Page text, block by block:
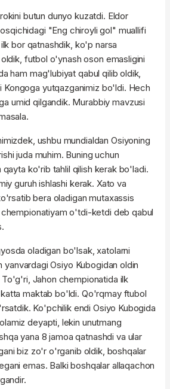
butun dunyo kuzatdi. Eldor
"Eng chiroyli gol" muallifi
bor qatnashdik, ko'p narsa
futbol o'ynash oson emasligini
ham mag'lubiyat qabul qilib oldik,
Kongoga yutqazganimiz bo'ldi. Hech
umid qilgandik. Murabbiy mavzusi
ushbu mundialdan Osiyoning
juda muhim. Buning uchun
ko'rib tahlil qilish kerak bo'ladi.
guruh ishlashi kerak. Xato va
bera oladigan mutaxassis
chempionatiyam o'tdi-ketdi deb qabul
oladigan bo'lsak, xatolarni
yanvardagi Osiyo Kubogidan oldin
Jahon chempionatida ilk
maktab bo'ldi. Qo'rqmay ftubol
Ko'pchilik endi Osiyo Kubogida
deyapti, lekin unutmang
yana 8 jamoa qatnashdi va ular
biz zo'r o'rganib oldik, boshqalar
emas. Balki boshqalar allaqachon